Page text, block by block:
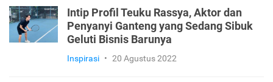
Intip Profil Teuku Rassya, Aktor dan
Penyanyi Ganteng yang Sedang Sibuk
Geluti Bisnis Barunya
Inspirasi • 20 Agustus 2022